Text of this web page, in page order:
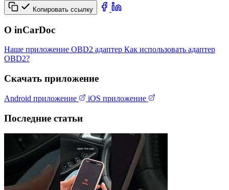
Копировать ссылку
О inCarDoc
Наше приложение OBD2 адаптер Как использовать адаптер
OBD2?
Скачать приложение
Android приложение iOS приложение
Последние статьи